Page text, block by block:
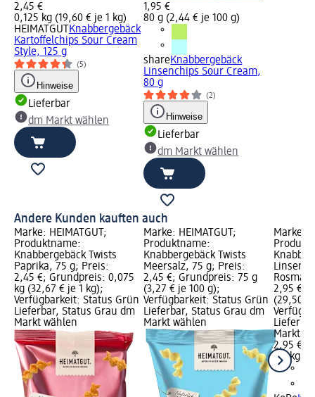
2,45 €
0,125 kg (19,60 € je 1 kg)
HEIMATGUT
Knabbergebäck
Kartoffelchips Sour Cream
Style, 125 g
(5)
Hinweise
Lieferbar
dm Markt wählen
1,95 €
80 g (2,44 € je 100 g)
shareKnabbergebäck
Linsenchips Sour Cream,
80 g
(2)
Hinweise
Lieferbar
dm Markt wählen
Andere Kunden kauften auch
Marke: HEIMATGUT;
Produktname:
Knabbergebäck Twists
Paprika, 75 g; Preis:
2,45 €; Grundpreis: 0,075
kg (32,67 € je 1 kg);
Verfügbarkeit: Status Grün
Lieferbar, Status Grau dm
Markt wählen
Marke: HEIMATGUT;
Produktname:
Knabbergebäck Twists
Meersalz, 75 g; Preis:
2,45 €; Grundpreis: 75 g
(3,27 € je 100 g);
Verfügbarkeit: Status Grün
Lieferbar, Status Grau dm
Markt wählen
Marke:
2,95 €;
(29,50 €
Markt
2,95 €
0,1 kg